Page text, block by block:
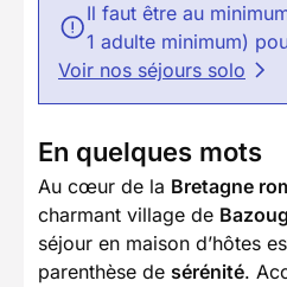
Il faut être au
1 adulte minimum)
Voir nos séjours solo
En quelques mots
Au cœur de la Bretagne
charmant village de
séjour en maison d’hôtes
parenthèse de sérénité.